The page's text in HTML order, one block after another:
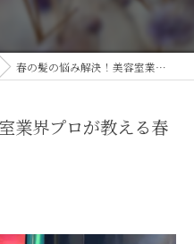
春の髪の悩み解決！美容室業界プロが教える春に向けたヘアケア
業界プロが教える春